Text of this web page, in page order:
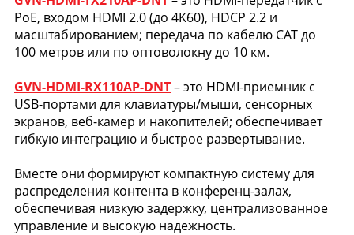
PoE, входом HDMI 2.0 (до 4K60), HDCP 2.2 и
масштабированием; передача по кабелю CAT до
100 метров или по оптоволокну до 10 км.
GVN-HDMI-RX110AP-DNT– это HDMI-приемник с
USB-портами для клавиатуры/мыши, сенсорных
экранов, веб-камер и накопителей; обеспечивает
гибкую интеграцию и быстрое развертывание.
Вместе они формируют компактную систему для
распределения контента в конференц-залах,
обеспечивая низкую задержку, централизованное
управление и высокую надежность.